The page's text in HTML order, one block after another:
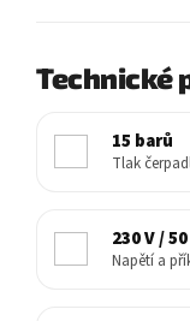
Technické
15 barů
Tlak
230 V /
Napětí a